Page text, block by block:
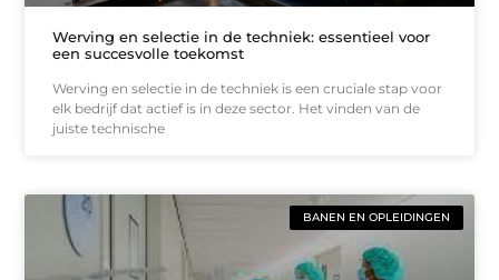
Werving en selectie in de techniek: essentieel voor
een succesvolle toekomst
Werving en selectie in de techniek is een cruciale stap voor
elk bedrijf dat actief is in deze sector. Het vinden van de
juiste technische
BANEN EN OPLEIDINGEN